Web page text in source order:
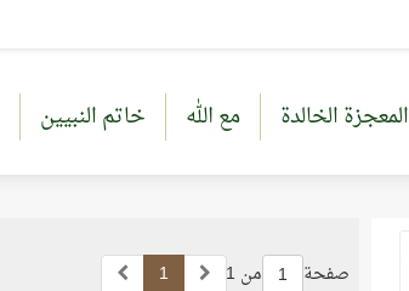
المعجزة الخالدة مع الله خاتم النبيين
صفحة 1 من 1 1